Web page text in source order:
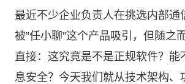
最近不少企业负责人在挑选内部通
被”任小聊”这个产品吸引，但随之
直接：这究竟是不是正规软件？能
息安全？今天我们就从技术架构、